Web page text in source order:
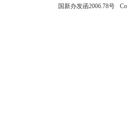
国新办发函2006.78号